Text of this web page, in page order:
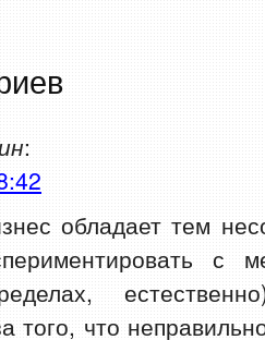
:
обладает тем
с
того, что